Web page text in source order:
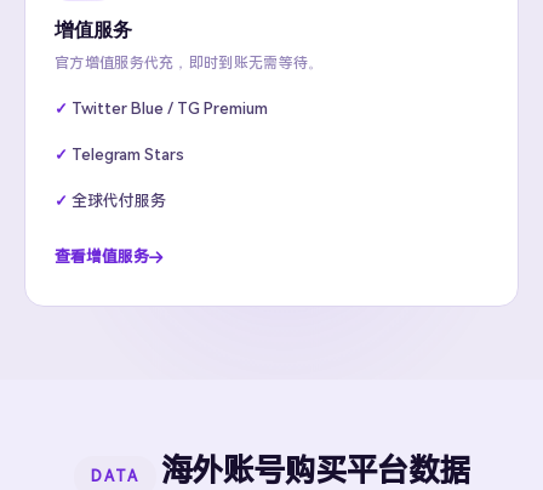
增值服务
官方增值服务代充，即时到账无需等待。
Twitter Blue / TG Premium
Telegram Stars
全球代付服务
查看增值服务
DATA 海外账号购买平台数据